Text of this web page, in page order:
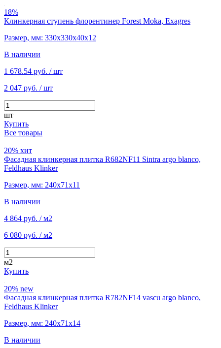
18%
Клинкерная ступень флорентинер Forest Moka, Exagres
Размер, мм: 330х330х40х12
В наличии
1 678.54 руб. / шт
2 047 руб. / шт
шт
Купить
Все товары
20% хит
Фасадная клинкерная плитка R682NF11 Sintra argo blanco,
Feldhaus Klinker
Размер, мм: 240х71х11
В наличии
4 864 руб. / м2
6 080 руб. / м2
м2
Купить
20% new
Фасадная клинкерная плитка R782NF14 vascu argo blanco,
Feldhaus Klinker
Размер, мм: 240х71х14
В наличии